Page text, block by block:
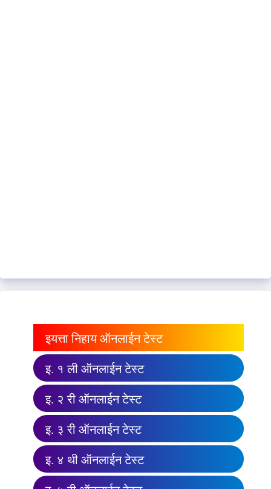
इयत्ता निहाय ऑनलाईन टेस्ट
इ. १ ली ऑनलाईन टेस्ट
इ. २ री ऑनलाईन टेस्ट
इ. ३ री ऑनलाईन टेस्ट
इ. ४ थी ऑनलाईन टेस्ट